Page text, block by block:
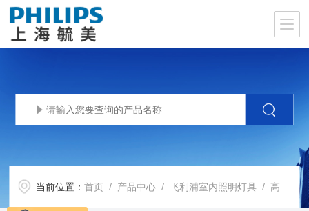
当前位置：首页 / 产品中心 /飞利浦室内照明灯具 / 高天棚灯